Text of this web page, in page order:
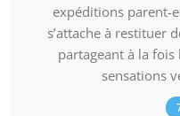
expéditions parent-
s’attache à restituer
partageant à la fois
sensations